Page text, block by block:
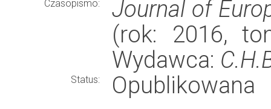
Czasopismo:
Journal of
(rok: 2016,
Wydawca:
Status:
Opublikowana